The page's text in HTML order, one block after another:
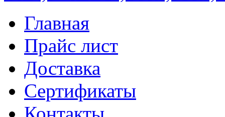
Главная
Прайс лист
Доставка
Сертификаты